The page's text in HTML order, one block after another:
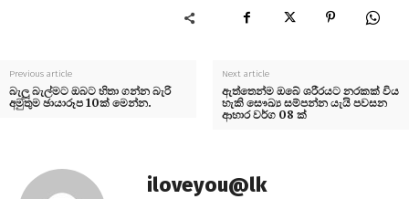
Previous article
බැලූ බැල්මට ඔබට හිතා ගන්න බැරි
අමුතුම ඡායාරූප 10ක් මෙන්න.
Next article
ඇත්තෙන්ම ඔබේ ශරීරයට නරකක් විය
හැකි සෞඛ්‍ය සම්පන්න යැයි පවසන
ආහාර වර්ග 08 ක්
iloveyou@lk